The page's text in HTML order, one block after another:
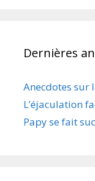
Dernières
Anecdotes sur
L’éjaculation
Papy se fait